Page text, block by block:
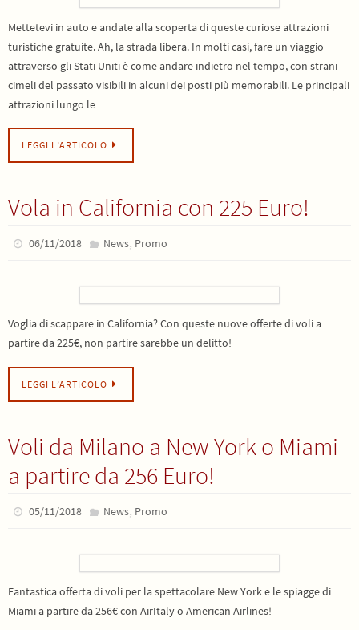
Mettetevi in auto e andate alla scoperta di queste curiose attrazioni
turistiche gratuite. Ah, la strada libera. In molti casi, fare un viaggio
attraverso gli Stati Uniti è come andare indietro nel tempo, con strani
cimeli del passato visibili in alcuni dei posti più memorabili. Le principali
attrazioni lungo le…
LEGGI L’ARTICOLO
Vola in California con 225 Euro!
06/11/2018 News, Promo
Voglia di scappare in California? Con queste nuove offerte di voli a
partire da 225€, non partire sarebbe un delitto!
LEGGI L’ARTICOLO
Voli da Milano a New York o Miami
a partire da 256 Euro!
05/11/2018 News, Promo
Fantastica offerta di voli per la spettacolare New York e le spiagge di
Miami a partire da 256€ con AirItaly o American Airlines!